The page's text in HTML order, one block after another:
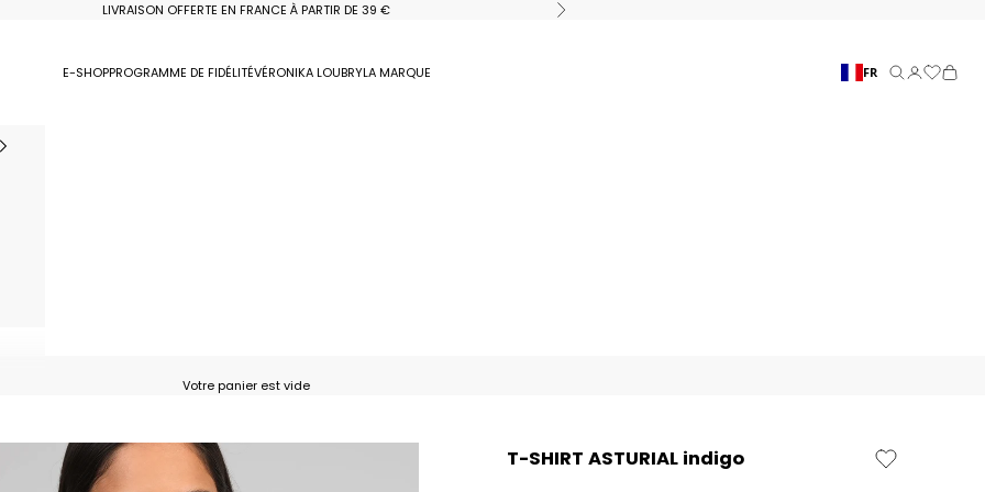
LIVRAISON OFFERTE EN FRANCE À PARTIR DE 39 € Suivant
E-SHOPPROGRAMME DE FIDÉLITÉVÉRONIKA LOUBRYLA MARQUE FR Recherche
Connexion
Panier
Votre panier est vide
T-SHIRT ASTURIAL indigo